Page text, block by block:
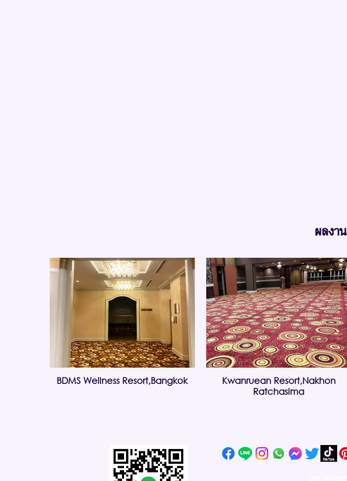
ผลงาน
BDMS Wellness Resort,Bangkok
Kwanruean Resort,Nakhon
Ratchasima